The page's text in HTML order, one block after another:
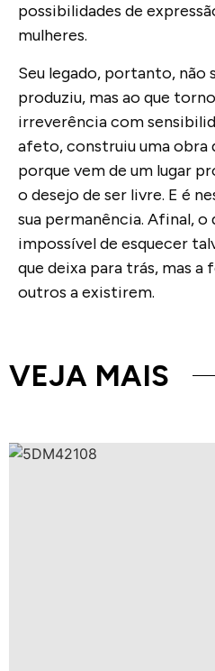
possibilidades de
mulheres.
Seu legado, portanto, não
produziu, mas ao que
irreverência com
afeto, construiu uma obra
porque vem de um lugar
o desejo de ser livre. E é
sua permanência. Afinal, o
impossível de esquecer
que deixa para trás, mas
outros a existirem.
VEJA MAIS